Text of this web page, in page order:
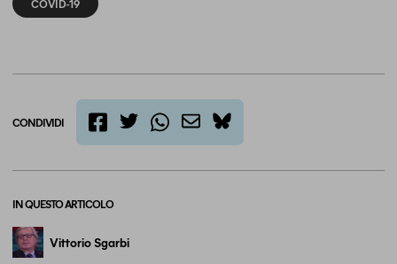
COVID-19
CONDIVIDI
bluesky
IN QUESTO ARTICOLO
Vittorio Sgarbi